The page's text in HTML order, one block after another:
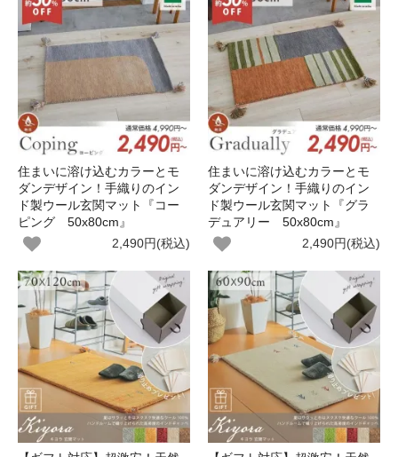
住まいに溶け込むカラーとモ
ダンデザイン！手織りのイン
ド製ウール玄関マット『コー
ピング 50x80cm』
2,490円(税込)
住まいに溶け込むカラーとモ
ダンデザイン！手織りのイン
ド製ウール玄関マット『グラ
デュアリー 50x80cm』
2,490円(税込)